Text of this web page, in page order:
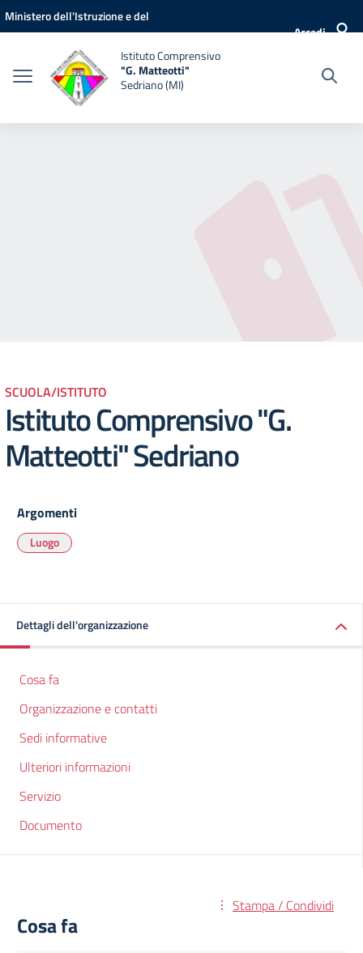
Vai ai contenuti
Vai al menu di navigazione
Vai al footer
Ministero dell'Istruzione e del
Accedi
Istituto Comprensivo
"G. Matteotti"
Sedriano (MI)
SCUOLA/ISTITUTO
Istituto Comprensivo "G.
Matteotti" Sedriano
Argomenti
Luogo
Dettagli dell'organizzazione
Cosa fa
Organizzazione e contatti
Sedi informative
Ulteriori informazioni
Servizio
Documento
Stampa / Condividi
Cosa fa